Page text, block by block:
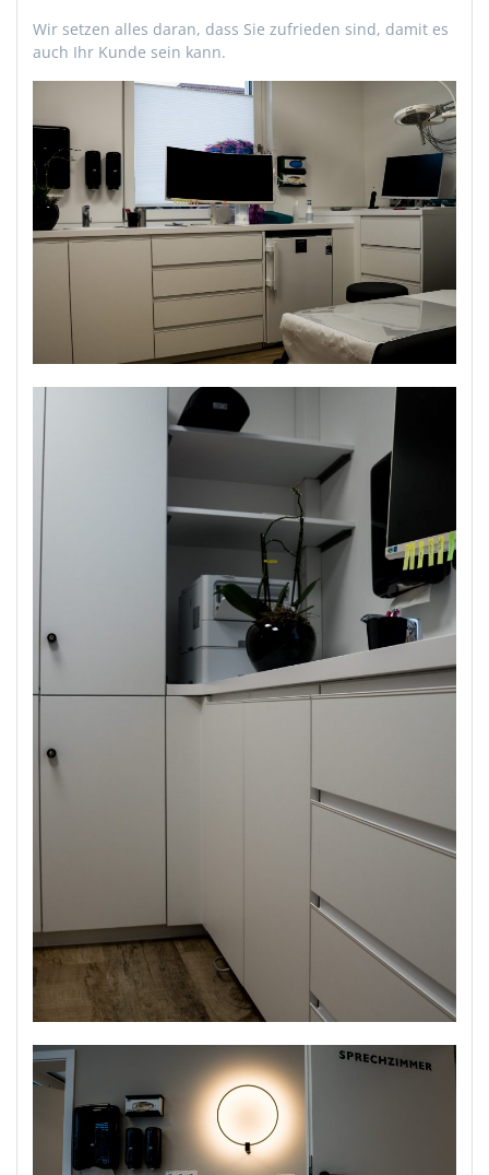
Wir setzen alles daran, dass Sie zufrieden sind, damit es
auch Ihr Kunde sein kann.